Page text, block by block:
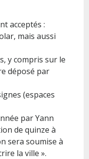
acceptés :
mais aussi
y compris sur le
déposé par
(espaces
par Yann
de quinze à
sera soumise à
la ville ».